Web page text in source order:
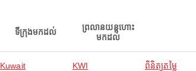
ទីក្រុងមកដល់
ព្រលានយន្តហោះ
មកដល់
Kuwait KWI ពិនិត្យតម្លៃ